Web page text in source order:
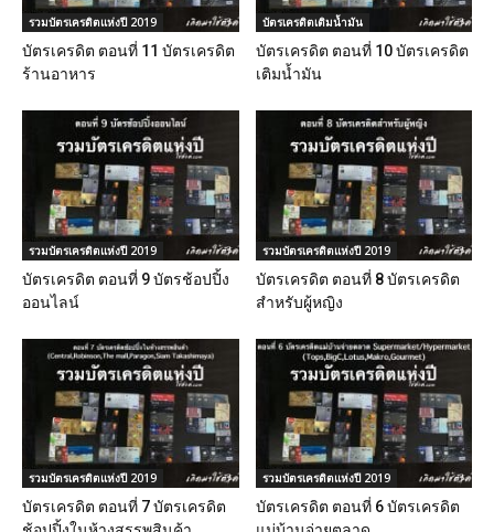
รวมบัตรเครดิตแห่งปี 2019
บัตรเครดิต ตอนที่ 11 บัตรเครดิต
ร้านอาหาร
บัตรเครดิตเติมน้ำมัน
บัตรเครดิต ตอนที่ 10 บัตรเครดิต
เติมน้ำมัน
รวมบัตรเครดิตแห่งปี 2019
บัตรเครดิต ตอนที่ 9 บัตรช้อปปิ้ง
ออนไลน์
รวมบัตรเครดิตแห่งปี 2019
บัตรเครดิต ตอนที่ 8 บัตรเครดิต
สำหรับผู้หญิง
รวมบัตรเครดิตแห่งปี 2019
บัตรเครดิต ตอนที่ 7 บัตรเครดิต
รวมบัตรเครดิตแห่งปี 2019
บัตรเครดิต ตอนที่ 6 บัตรเครดิต